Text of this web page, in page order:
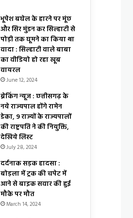
भूपेश बघेल के हारने पर मूंछ
और सिर मुंडन कर सिल्हाटी से
पोड़ी तक घूमने का किया था
वादा : सिल्हाटी वाले बाबा
का वीडियो हो रहा खूब
वायरल
June 12, 2024
ब्रेकिंग न्यूज : छत्तीसगढ़ के
नये राज्यपाल होंगे रामेन
डेका, 9 राज्यों के राज्यपालों
की राष्ट्रपति ने की नियुक्ति,
देखिये लिस्ट
July 28, 2024
दर्दनाक सड़क हादसा :
बोड़ला में ट्रक की चपेट में
आने से बाइक सवार की हुई
मौके पर मौत
March 14, 2024